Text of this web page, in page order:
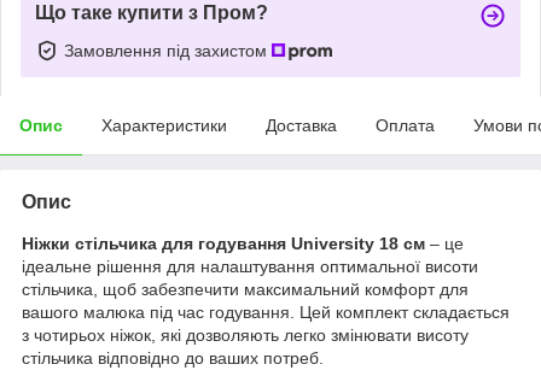
Що таке купити з Пром?
Замовлення під захистом
Опис Характеристики Доставка Оплата Умови
Опис
Ніжки стільчика для годування University 18 см – це
ідеальне рішення для налаштування оптимальної висоти
стільчика, щоб забезпечити максимальний комфорт для
вашого малюка під час годування. Цей комплект складається
з чотирьох ніжок, які дозволяють легко змінювати висоту
стільчика відповідно до ваших потреб.